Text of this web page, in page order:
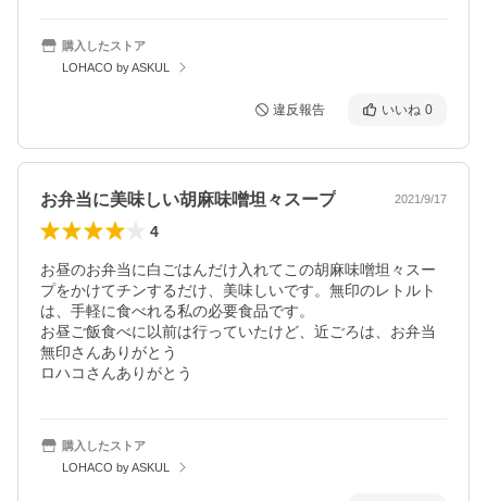
購入したストア
LOHACO by ASKUL
違反報告 いいね 0
お弁当に美味しい胡麻味噌坦々スープ 2021/9/17
4
お昼のお弁当に白ごはんだけ入れてこの胡麻味噌坦々スー
プをかけてチンするだけ、美味しいです。無印のレトルト
は、手軽に食べれる私の必要食品です。
お昼ご飯食べに以前は行っていたけど、近ごろは、お弁当
無印さんありがとう
ロハコさんありがとう
購入したストア
LOHACO by ASKUL